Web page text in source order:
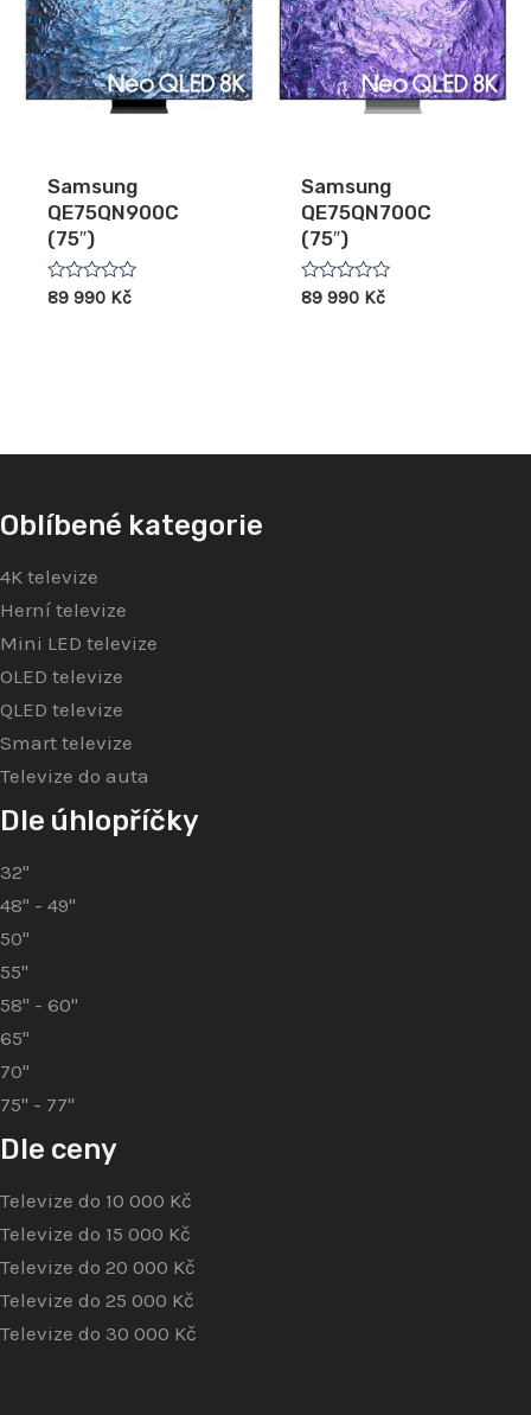
Samsung
QE75QN900C
(75″)
Hodnocení
89 990 Kč
Samsung
QE75QN700C
(75″)
Hodnocení
89 990 Kč
Oblíbené kategorie
4K televize
Herní televize
Mini LED televize
OLED televize
QLED televize
Smart televize
Televize do auta
Dle úhlopříčky
32"
48" - 49"
50"
55"
58" - 60"
65"
70"
75" - 77"
Dle ceny
Televize do 10 000 Kč
Televize do 15 000 Kč
Televize do 20 000 Kč
Televize do 25 000 Kč
Televize do 30 000 Kč